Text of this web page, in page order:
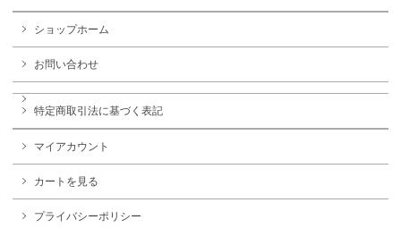
ショップホーム
お問い合わせ
特定商取引法に基づく表記
マイアカウント
カートを見る
プライバシーポリシー